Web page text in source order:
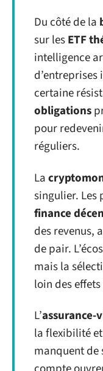
Du côté de la
sur lesETF
intelligence
certaine
obligations
pour
réguliers.
La
singulier. Les
finance
des revenus,
de pair.
mais la
loin des
L’assurance-
la flexibilité
manquent de